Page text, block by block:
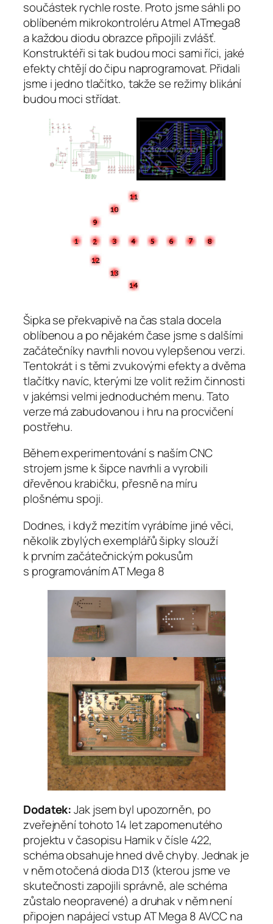
součástek rychle roste. Proto jsme sáhli po
oblíbeném mikrokontroléru Atmel ATmega8
a každou diodu obrazce připojili zvlášť.
Konstruktéři si tak budou moci sami říci, jaké
efekty chtějí do čipu naprogramovat. Přidali
jsme i jedno tlačítko, takže se režimy blikání
budou moci střídat.
Šipka se překvapivě na čas stala docela
oblíbenou a po nějakém čase jsme s dalšími
začátečníky navrhli novou vylepšenou verzi.
Tentokrát i s těmi zvukovými efekty a dvěma
tlačítky navíc, kterými lze volit režim činnosti
v jakémsi velmi jednoduchém menu. Tato
verze má zabudovanou i hru na procvičení
postřehu.
Během experimentování s naším CNC
strojem jsme k šipce navrhli a vyrobili
dřevěnou krabičku, přesně na míru
plošnému spoji.
Dodnes, i když mezitím vyrábíme jiné věci,
několik zbylých exemplářů šipky slouží
k prvním začátečnickým pokusům
s programováním AT Mega 8
Dodatek:Jak jsem byl upozorněn, po
zveřejnění tohoto 14 let zapomenutého
projektu v časopisu Hamik v čísle 422,
schéma obsahuje hned dvě chyby. Jednak je
v něm otočená dioda D13 (kterou jsme ve
skutečnosti zapojili správně, ale schéma
zůstalo neopravené) a druhak v něm není
připojen napájecí vstup AT Mega 8 AVCC na